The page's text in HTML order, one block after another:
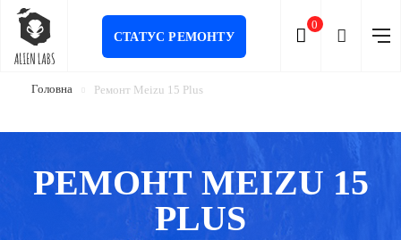
Головна Ремонт Meizu 15 Plus
РЕМОНТ MEIZU 15
PLUS
СТАТУС РЕМОНТУ
0